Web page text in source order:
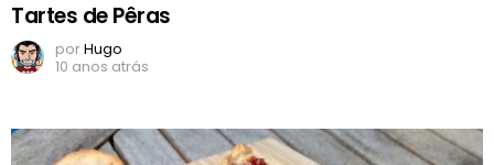
Tartes de Pêras
porHugo
10 anos atrás